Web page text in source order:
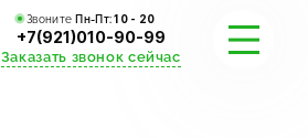
Звоните Пн-Пт:10 - 20
+7(921)010-90-99
Заказать звонок сейчас